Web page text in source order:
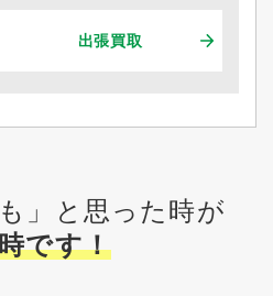
出張買取
」と思った時が
です！